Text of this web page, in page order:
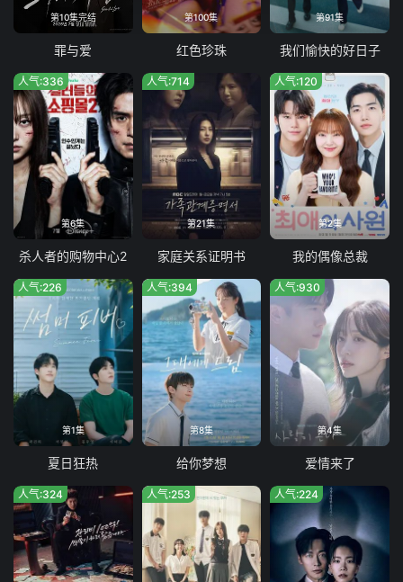
第10集完结
罪与爱
第100集
红色珍珠
第91集
我们愉快的好日子
第6集
人气:336
杀人者的购物中心2
第21集
人气:714
家庭关系证明书
第2集
人气:120
我的偶像总裁
第1集
人气:226
夏日狂热
第8集
人气:394
给你梦想
第4集
人气:930
爱情来了
人气:324 人气:253 人气:224